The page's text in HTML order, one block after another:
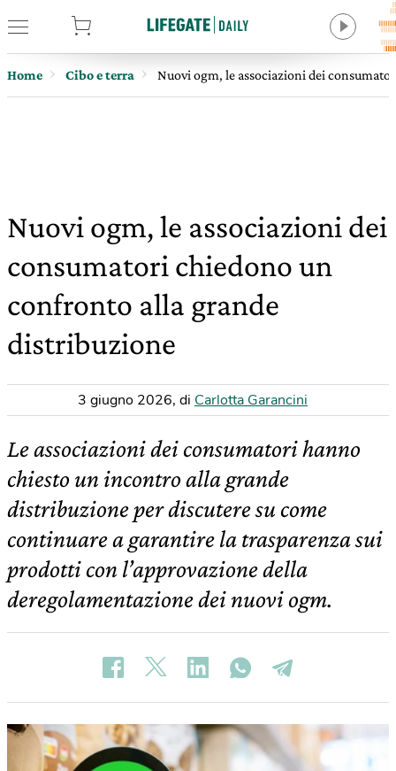
Home Cibo e terra Nuovi ogm, le associazioni dei
Nuovi ogm, le associazioni dei
consumatori chiedono un
confronto alla grande
distribuzione
3 giugno 2026, di Carlotta Garancini
Le associazioni dei consumatori hanno
chiesto un incontro alla grande
distribuzione per discutere su come
continuare a garantire la trasparenza sui
prodotti con l’approvazione della
deregolamentazione dei nuovi ogm.